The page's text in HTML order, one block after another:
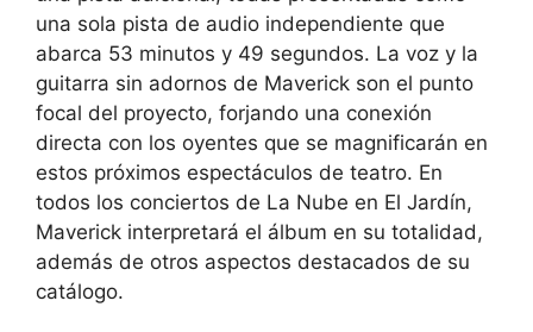
una sola pista de audio independiente que
abarca 53 minutos y 49 segundos. La voz y la
guitarra sin adornos de Maverick son el punto
focal del proyecto, forjando una conexión
directa con los oyentes que se magnificarán en
estos próximos espectáculos de teatro. En
todos los conciertos de La Nube en El Jardín,
Maverick interpretará el álbum en su totalidad,
además de otros aspectos destacados de su
catálogo.